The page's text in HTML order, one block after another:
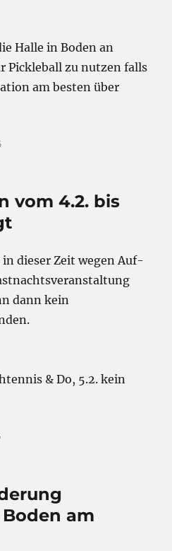
Halle in Boden an
Pickleball zu nutzen falls
am besten über
vom 4.2. bis
dieser Zeit wegen Auf-
dann kein
& Do, 5.2. kein
am